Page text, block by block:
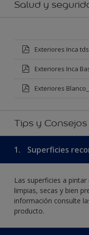
Salud y
Exteriores Inca
Exteriores Inca
Exteriores
Tips y Consejos
1. Superficies
Las superficies a
limpias, secas y bien
información consulte
producto.